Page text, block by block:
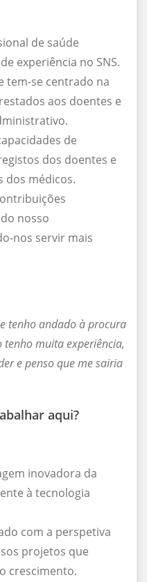
de saúde
experiência no SNS.
tem-se centrado na
aos doentes e
de
dos doentes e
dos médicos.
nosso
nos servir mais
tenho andado à procura
tenho muita experiência,
e penso que me sairia
aqui?
inovadora da
à tecnologia
com a perspetiva
projetos que
crescimento.